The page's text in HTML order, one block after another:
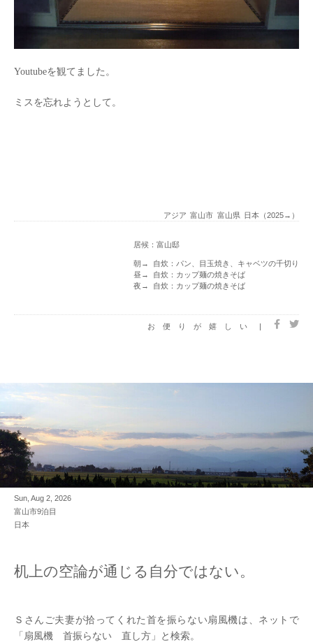
Youtubeを観てました。
ミスを忘れようとして。
アジア 富山市 富山県 日本（2025→）
居候：富山邸
朝→ 自炊：パン、目玉焼き、キャベツの千切り
昼→ 自炊：カップ麺の焼きそば
夜→ 自炊：カップ麺の焼きそば
お便りが嬉しい |
Sun, Aug 2, 2026
富山市9泊目
日本
机上の空論が通じる自分ではない。
Ｓさんご夫妻が拾ってくれた首を振らない扇風機は、ネットで
「扇風機 首振らない 直し方」と検索。